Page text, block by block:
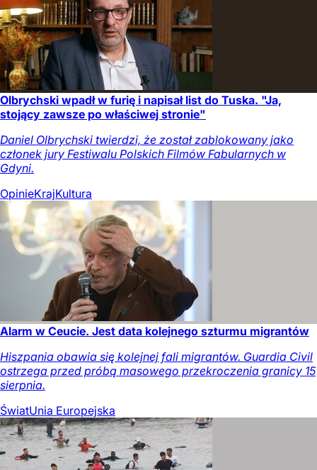
Olbrychski wpadł w furię i napisał list do Tuska. "Ja,
stojący zawsze po właściwej stronie"
Daniel Olbrychski twierdzi, że został zablokowany jako
członek jury Festiwalu Polskich Filmów Fabularnych w
Gdyni.
OpinieKrajKultura
Alarm w Ceucie. Jest data kolejnego szturmu migrantów
Hiszpania obawia się kolejnej fali migrantów. Guardia Civil
ostrzega przed próbą masowego przekroczenia granicy 15
sierpnia.
ŚwiatUnia Europejska